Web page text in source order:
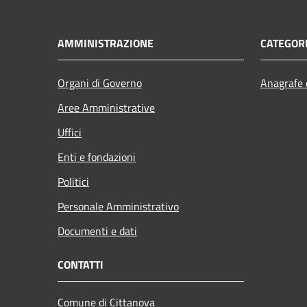
AMMINISTRAZIONE
Organi di Governo
Aree Amministrative
Uffici
Enti e fondazioni
Politici
Personale Amministrativo
Documenti e dati
CONTATTI
Comune di Cittanova